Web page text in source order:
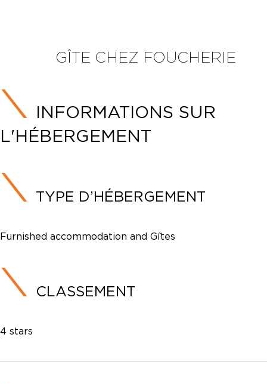
GÎTE CHEZ FOUCHERIE
INFORMATIONS SUR
L'HÉBERGEMENT
TYPE D’HÉBERGEMENT
Furnished accommodation and Gîtes
CLASSEMENT
4 stars